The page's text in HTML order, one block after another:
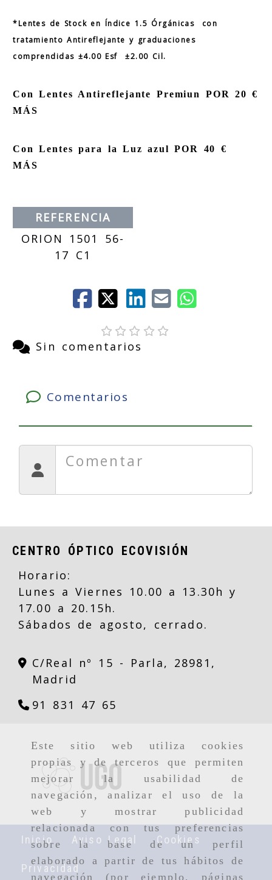
Este sitio web utiliza cookies
propias y de terceros que permiten
mejorar la usabilidad de
navegación, analizar el uso de la
web y mostrar publicidad
relacionada con tus preferencias
sobre la base de un perfil
elaborado a partir de tus hábitos de
navegación (por ejemplo, páginas
*Lentes de Stock en Índice 1.5 Órgánicas con
tratamiento Antireflejante y graduaciones
comprendidas ±4.00 Esf±2.00 Cil.
Con Lentes Antireflejante Premiun POR 20 €
MÁS
Con Lentes para la Luz azul POR 40 €
MÁS
REFERENCIA
ORION 1501 56-
17 C1
Sin comentarios
Comentarios
CENTRO ÓPTICO ECOVISIÓN
Horario:
Lunes a Viernes 10.00 a 13.30h y
17.00 a 20.15h.
Sábados de agosto, cerrado.
C/Real nº 15 - Parla, 28981,
Madrid
91 831 47 65
Inicio Aviso Legal Cookies
Privacidad